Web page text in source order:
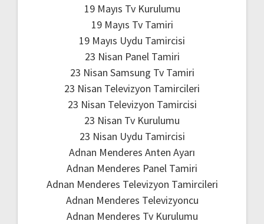
19 Mayıs Tv Kurulumu
19 Mayıs Tv Tamiri
19 Mayıs Uydu Tamircisi
23 Nisan Panel Tamiri
23 Nisan Samsung Tv Tamiri
23 Nisan Televizyon Tamircileri
23 Nisan Televizyon Tamircisi
23 Nisan Tv Kurulumu
23 Nisan Uydu Tamircisi
Adnan Menderes Anten Ayarı
Adnan Menderes Panel Tamiri
Adnan Menderes Televizyon Tamircileri
Adnan Menderes Televizyoncu
Adnan Menderes Tv Kurulumu